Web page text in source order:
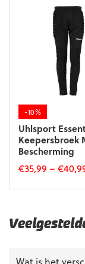
productpagina
-10%
Uhlsport
Keepersbroek
Bescherming
€35,99 – €
meerdere
variaties.
optie
Wat is het